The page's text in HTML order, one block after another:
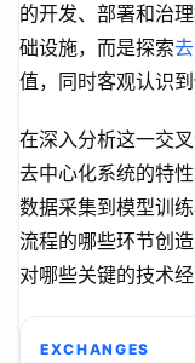
的开发、部署和治
础设施，而是探索
值，同时客观认识
在深入分析这一交
去中心化系统的特
数据采集到模型训
流程的哪些环节创
对哪些关键的技术经
EXCHANGES